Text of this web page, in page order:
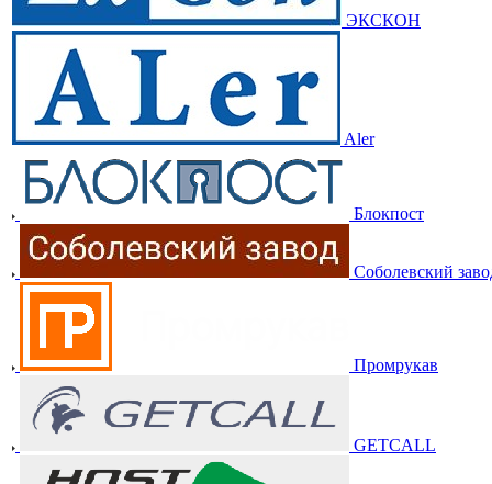
ЭКСКОН
Aler
Блокпост
Соболевский
Промрукав
GETCALL